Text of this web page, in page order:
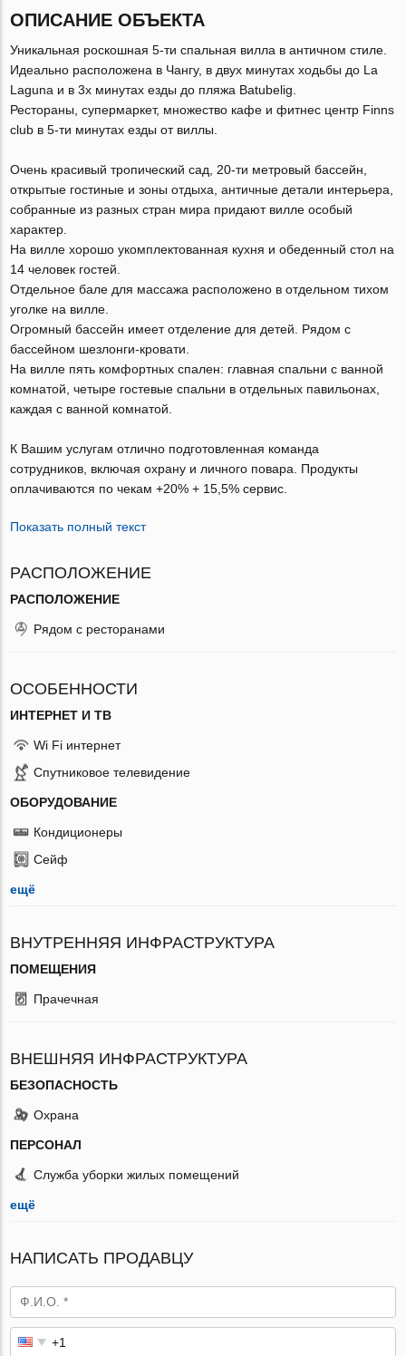
ОПИСАНИЕ ОБЪЕКТА
Уникальная роскошная 5-ти спальная вилла в античном стиле.
Идеально расположена в Чангу, в двух минутах ходьбы до La
Laguna и в 3х минутах езды до пляжа Batubelig.
Рестораны, супермаркет, множество кафе и фитнес центр Finns
club в 5-ти минутах езды от виллы.
Очень красивый тропический сад, 20-ти метровый бассейн,
открытые гостиные и зоны отдыха, античные детали интерьера,
собранные из разных стран мира придают вилле особый
характер.
На вилле хорошо укомплектованная кухня и обеденный стол на
14 человек гостей.
Отдельное бале для массажа расположено в отдельном тихом
уголке на вилле.
Огромный бассейн имеет отделение для детей. Рядом с
бассейном шезлонги-кровати.
На вилле пять комфортных спален: главная спальни с ванной
комнатой, четыре гостевые спальни в отдельных павильонах,
каждая с ванной комнатой.
К Вашим услугам отлично подготовленная команда
сотрудников, включая охрану и личного повара. Продукты
оплачиваются по чекам +20% + 15,5% сервис.
Показать полный текст
РАСПОЛОЖЕНИЕ
РАСПОЛОЖЕНИЕ
Рядом с ресторанами
ОСОБЕННОСТИ
ИНТЕРНЕТ И ТВ
Wi Fi интернет
Спутниковое телевидение
ОБОРУДОВАНИЕ
Кондиционеры
Сейф
ещё
ВНУТРЕННЯЯ ИНФРАСТРУКТУРА
ПОМЕЩЕНИЯ
Прачечная
ВНЕШНЯЯ ИНФРАСТРУКТУРА
БЕЗОПАСНОСТЬ
Охрана
ПЕРСОНАЛ
Служба уборки жилых помещений
ещё
НАПИСАТЬ ПРОДАВЦУ